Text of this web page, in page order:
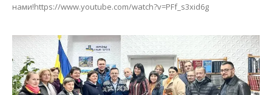
нами!https://www.youtube.com/watch?v=PFf_s3xid6g